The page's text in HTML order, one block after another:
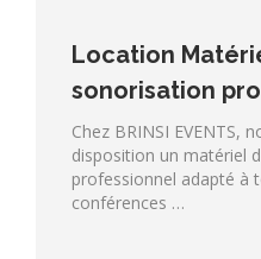
Location
sonorisation
Chez BRINSI EVENTS,
disposition un matériel
professionnel adapté à
conférences …